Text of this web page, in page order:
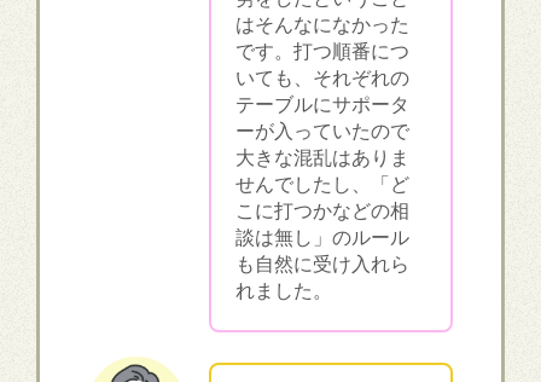
はそんなになかった
です。打つ順番につ
いても、それぞれの
テーブルにサポータ
ーが入っていたので
大きな混乱はありま
せんでしたし、「ど
こに打つかなどの相
談は無し」のルール
も自然に受け入れら
れました。